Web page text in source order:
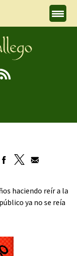
haciendo reír a la
ya no se reía